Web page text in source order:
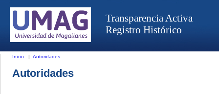
Transparencia Activa
Registro Histórico
Inicio | Autoridades
Autoridades